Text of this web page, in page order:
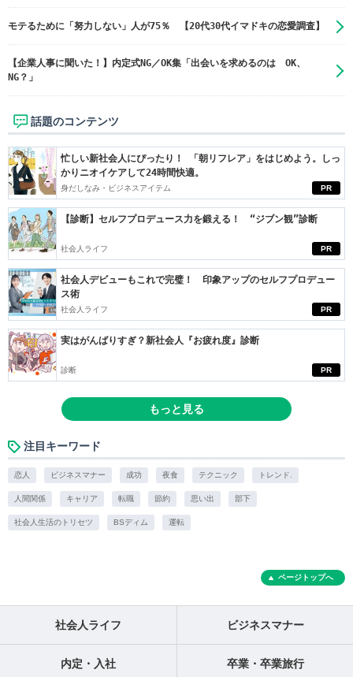
モテるために「努力しない」人が75％ 【20代30代イマドキの恋愛調査】
【企業人事に聞いた！】内定式NG／OK集「出会いを求めるのは OK、
NG？」
話題のコンテンツ
PR
忙しい新社会人にぴったり！ 「朝リフレア」をはじめよう。しっ
かりニオイケアして24時間快適。
身だしなみ・ビジネスアイテム
PR
【診断】セルフプロデュース力を鍛える！ “ジブン観”診断
社会人ライフ
PR
社会人デビューもこれで完璧！ 印象アップのセルフプロデュー
ス術
社会人ライフ
PR
実はがんばりすぎ？新社会人『お疲れ度』診断
診断
もっと見る
注目キーワード
恋人 ビジネスマナー 成功 夜食 テクニック トレンド.
人間関係 キャリア 転職 節約 思い出 部下
社会人生活のトリセツ BSディム 運転
ページトップへ
社会人ライフ ビジネスマナー
内定・入社 卒業・卒業旅行